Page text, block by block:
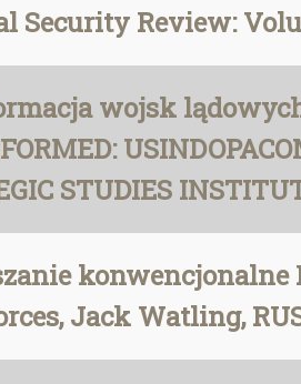
Security Review:
wojsk
STUDIES
Jack Watling,